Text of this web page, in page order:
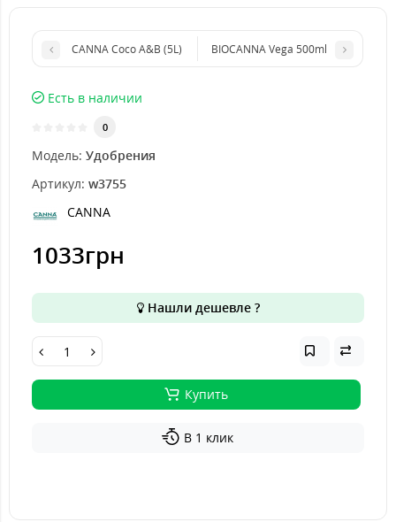
CANNA Coco A&B (5L) BIOCANNA Vega 500ml
Есть в наличии
0
Модель: Удобрения
Артикул: w3755
CANNA
1033грн
Нашли дешевле ?
Купить
В 1 клик